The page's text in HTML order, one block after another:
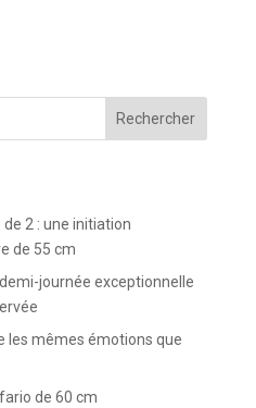
Rechercher
2 : une initiation
de 55 cm
journée exceptionnelle
les mêmes émotions que
de 60 cm